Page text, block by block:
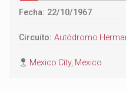
Fecha: 22/10/1967
Circuito:Autódromo
Mexico City, Mexico